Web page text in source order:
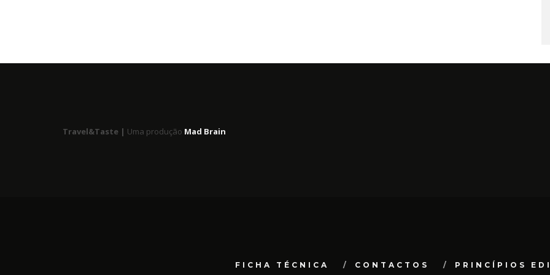
Travel&Taste | Uma produção Mad Brain
FICHA TÉCNICA CONTACTOS PRINCÍPIOS